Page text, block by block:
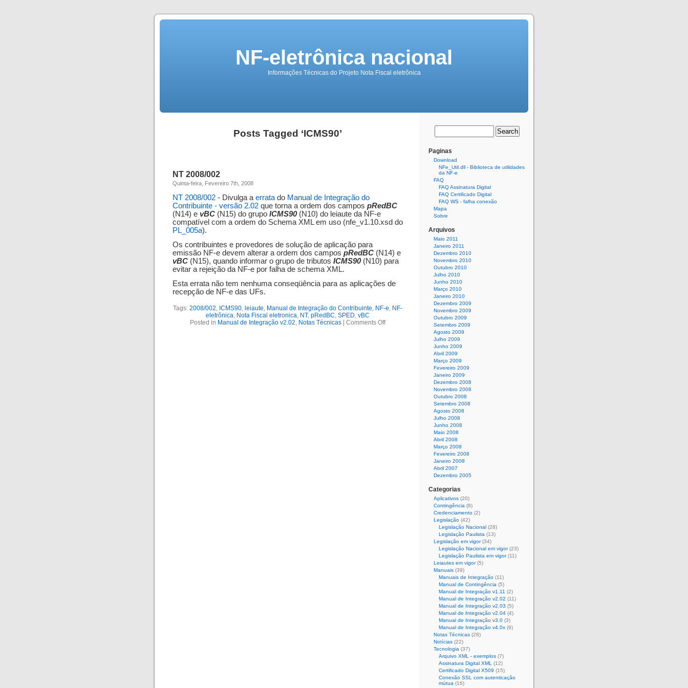
NF-eletrônica nacional
Informações Técnicas do Projeto Nota Fiscal eletrônica
Posts Tagged ‘ICMS90’
NT 2008/002
Quinta-feira, Fevereiro 7th, 2008
NT 2008/002 - Divulga a errata do Manual de Integração do
Contribuinte - versão 2.02 que torna a ordem dos campos pRedBC
(N14) e vBC (N15) do grupo ICMS90(N10) do leiaute da NF-e
compatível com a ordem do Schema XML em uso (nfe_v1.10.xsd do
PL_005a).
Os contribuintes e provedores de solução de aplicação para
emissão NF-e devem alterar a ordem dos campos pRedBC (N14) e
vBC (N15), quando informar o grupo de tributos ICMS90(N10) para
evitar a rejeição da NF-e por falha de schema XML.
Esta errata não tem nenhuma conseqüência para as aplicações de
recepção de NF-e das UFs.
Tags: 2008/002, ICMS90, leiaute, Manual de Integração do Contribuinte, NF-e, NF-
eletrônica, Nota Fiscal eletronica, NT, pRedBC, SPED, vBC
Posted in Manual de Integração v2.02, Notas Técnicas Comments Off
Paginas
Download
NFe_Util.dll - Biblioteca de utilidades
da NF-e
FAQ
FAQ Assinatura Digital
FAQ Certificado Digital
FAQ WS - falha conexão
Mapa
Sobre
Arquivos
Maio 2011
Janeiro 2011
Dezembro 2010
Novembro 2010
Outubro 2010
Julho 2010
Junho 2010
Março 2010
Janeiro 2010
Dezembro 2009
Novembro 2009
Outubro 2009
Setembro 2009
Agosto 2009
Julho 2009
Junho 2009
Abril 2009
Março 2009
Fevereiro 2009
Janeiro 2009
Dezembro 2008
Novembro 2008
Outubro 2008
Setembro 2008
Agosto 2008
Julho 2008
Junho 2008
Maio 2008
Abril 2008
Março 2008
Fevereiro 2008
Janeiro 2008
Abril 2007
Dezembro 2005
Categorias
Aplicativos (20)
Contingência (8)
Credenciamento (2)
Legislação (42)
Legislação Nacional (28)
Legislação Paulista (13)
Legislação em vigor(34)
Legislação Nacional em vigor(23)
Legislação Paulista em vigor(11)
Leiautes em vigor(5)
Manuais (39)
Manuais de Integração (11)
Manual de Contingência (5)
Manual de Integração v1.11 (2)
Manual de Integração v2.02 (11)
Manual de Integração v2.03 (5)
Manual de Integração v2.04 (4)
Manual de Integração v3.0 (3)
Manual de Integração v4.0x (9)
Notas Técnicas (28)
Notícias (22)
Tecnologia (37)
Arquivo XML - exemplos (7)
Assinatura Digital XML
(12)
Certificado Digital X509 (15)
Conexão SSL com autenticação
mútua (16)